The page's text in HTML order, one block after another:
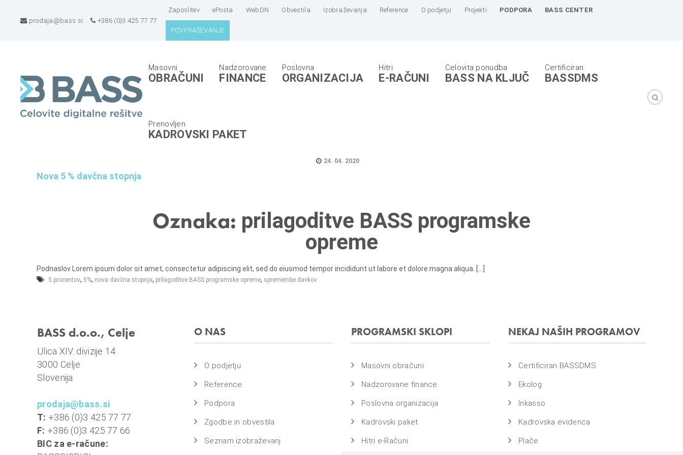
prodaja@bass.si +386 (0)3 425 77 77
Zaposlitev ePosta WebDN Obvestila Izobraževanja Reference O podjetju Projekti PODPORA BASS CENTER
POVPRAŠEVANJE
B
A
d
.
C
e
E
R
i
s
m
o
v
OBRAČUNI FINANCE ORGANIZACIJA E-RAČUNI BASS NA KLJUČ BASSDMS
KADROVSKI PAKET
24. 04. 2020
Nova 5 % davčna stopnja
Oznaka: prilagoditve BASS programske
opreme
Podnaslov Lorem ipsum dolor sit amet, consectetur adipiscing elit, sed do eiusmod tempor incididunt ut labore et dolore magna aliqua. [...]
5 procentov, 5%, nova davčna stopnja, prilagoditve BASS programske opreme, spremembe davkov
BASS d.o.o., Celje
Ulica XIV. divizije 14
3000 Celje
Slovenija
prodaja@bass.si
T: +386 (0)3 425 77 77
F: +386 (0)3 425 77 66
BIC za e-račune:
O NAS
O podjetju
Reference
Podpora
Zgodbe in obvestila
Seznam izobraževanj
PROGRAMSKI SKLOPI
Masovni obračuni
Nadzorovane finance
Poslovna organizacija
Kadrovski paket
Hitri e-Računi
NEKAJ NAŠIH PROGRAMOV
Certificiran BASSDMS
Ekolog
Inkasso
Kadrovska evidenca
Plače